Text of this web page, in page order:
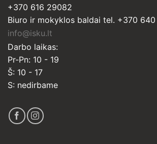
+370 616 29082
Biuro ir mokyklos baldai tel. +370 640
info@isku.lt
Darbo laikas:
Pr-Pn: 10 - 19
Š: 10 - 17
S: nedirbame